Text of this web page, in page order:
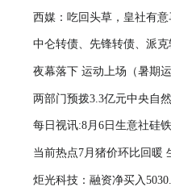
么？
西媒：吃回头草，皇社有
中仑转债、先锋转债、派
夜幕落下 运动上场（暑期运
两部门预拨3.3亿元中央自
每日视讯:8月6日生意社硅
当前热点7月猪价环比回暖
炬光科技：融资净买入